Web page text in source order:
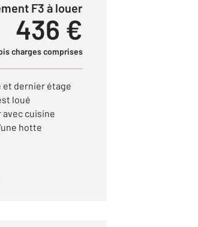
F3 à louer
436 €
charges comprises
et dernier étage
loué
cuisine
hotte